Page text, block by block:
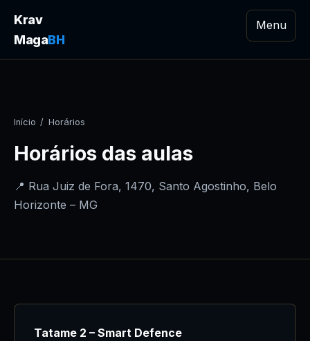
Krav
MagaBH
Menu
Início / Horários
Horários das aulas
📍 Rua Juiz de Fora, 1470, Santo Agostinho, Belo
Horizonte – MG
Tatame 2 – Smart Defence